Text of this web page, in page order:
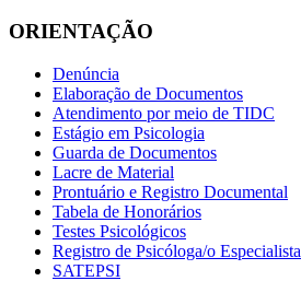
ORIENTAÇÃO
Denúncia
Elaboração de Documentos
Atendimento por meio de TIDC
Estágio em Psicologia
Guarda de Documentos
Lacre de Material
Prontuário e Registro Documental
Tabela de Honorários
Testes Psicológicos
Registro de Psicóloga/o Especialista
SATEPSI